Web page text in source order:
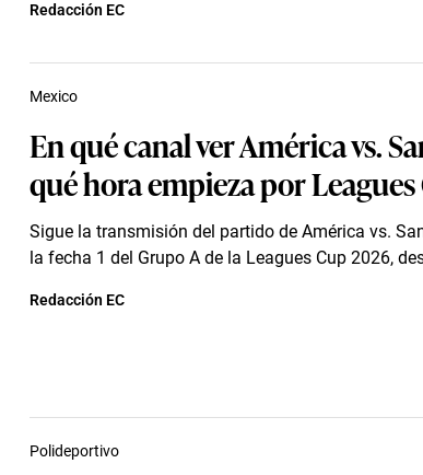
Redacción EC
En qué canal ver América vs.
qué hora empieza por
Sigue la transmisión del partido de América vs.
la fecha 1 del Grupo A de la Leagues Cup 2026,
Mexico
Redacción EC
Polideportivo